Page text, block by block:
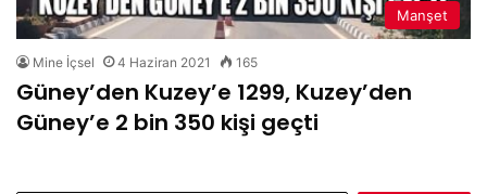
Manşet
Mine İçsel 4 Haziran 2021 165
Güney’den Kuzey’e 1299, Kuzey’den
Güney’e 2 bin 350 kişi geçti